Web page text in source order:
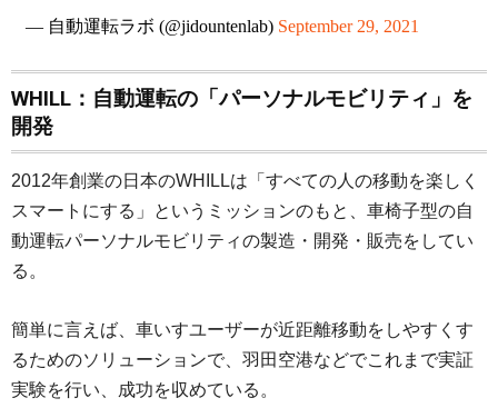
— 自動運転ラボ (@jidountenlab) September 29, 2021
WHILL：自動運転の「パーソナルモビリティ」を
開発
2012年創業の日本のWHILLは「すべての人の移動を楽しく
スマートにする」というミッションのもと、車椅子型の自
動運転パーソナルモビリティの製造・開発・販売をしてい
る。
簡単に言えば、車いすユーザーが近距離移動をしやすくす
るためのソリューションで、羽田空港などでこれまで実証
実験を行い、成功を収めている。